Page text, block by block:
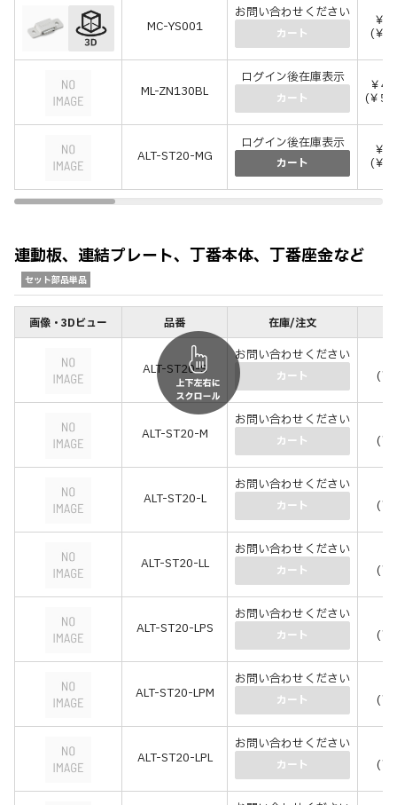
MC-YS001
お問い合わせください
カート
￥
(￥
ML-ZN130BL
ログイン後在庫表示
カート
￥
(￥
ALT-ST20-MG
ログイン後在庫表示
カート
￥
(￥
連動板、連結プレート、丁番本体、丁番座金など
セット部品単品
画像・3Dビュー 品番 在庫/注文
ALT-ST20-S
お問い合わせください
カート (￥
ALT-ST20-M
お問い合わせください
カート (￥
ALT-ST20-L
お問い合わせください
カート (￥
ALT-ST20-LL
お問い合わせください
カート (￥
ALT-ST20-LPS
お問い合わせください
カート (￥
ALT-ST20-LPM
お問い合わせください
カート (￥
ALT-ST20-LPL
お問い合わせください
カート (￥